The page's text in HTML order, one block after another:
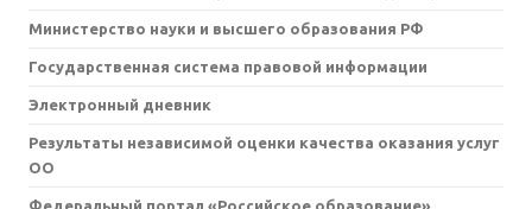
Министерство науки и высшего образования РФ
Государственная система правовой информации
Электронный дневник
Результаты независимой оценки качества оказания услуг
ОО
Федеральный портал «Российское образование»